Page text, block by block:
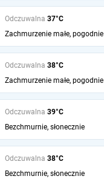
Odczuwalna 37°C
Zachmurzenie małe, pogodnie
Odczuwalna 38°C
Zachmurzenie małe, pogodnie
Odczuwalna 39°C
Bezchmurnie, słonecznie
Odczuwalna 38°C
Bezchmurnie, słonecznie